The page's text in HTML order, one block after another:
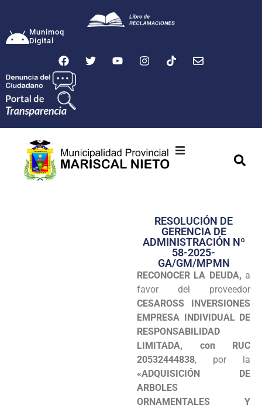
Munimoq
Digital
Transparencia
Seguridad
Programas
Intranet
RESOLUCIÓN DE
GERENCIA DE
ADMINISTRACIÓN Nº
58-2025-
GA/GM/MPMN
RECONOCER LA DEUDA, a
favor del proveedor
CESAROSS INVERSIONES
EMPRESA INDIVIDUAL DE
RESPONSABILIDAD
LIMITADA, con RUC
20532444838, por la
«ADQUISICIÓN DE
ARBOLES
ORNAMENTALES Y